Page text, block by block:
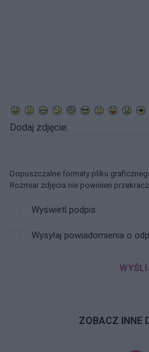
Dodaj zdjęcie:
Dopuszczalne formaty pliku
Rozmiar zdjęcia nie powinien
Wyświetl podpis
Wysyłaj powiadomienia o
ZOBACZ INNE